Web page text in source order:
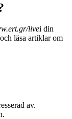
livei din
läsa artiklar om
av.